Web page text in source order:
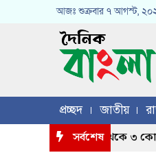
আজঃ শুক্রবার ৭ আগস্ট,
প্রচ্ছদ জাতীয়
সর্বশেষ
মোটরসাইকেল থেকে ৩ কোটি